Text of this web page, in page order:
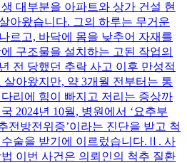
대부분을 아파트와 상가 건설 현
아왔습니다. 그의 하루는 무거운
르고, 바닥에 몸을 낮추어 자재를
구조물을 설치하는 고된 작업의
전 당했던 추락 사고 이후 만성적
살아왔지만, 약 3개월 전부터는 통
리에 힘이 빠지고 저리는 증상까
2024년 10월, 병원에서 ‘요추부
전방전위증’이라는 진단을 받고 척
술을 받기에 이르렀습니다.Ⅱ. 사
이번 사건은 의뢰인의 척추 질환